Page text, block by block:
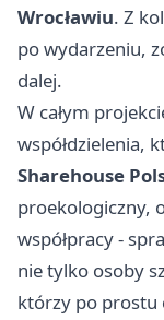
Wrocławiu. Z
po wydarzeniu,
dalej.
W całym
współdzielenia,
Sharehouse
proekologiczny,
współpracy -
nie tylko osoby
którzy po prostu